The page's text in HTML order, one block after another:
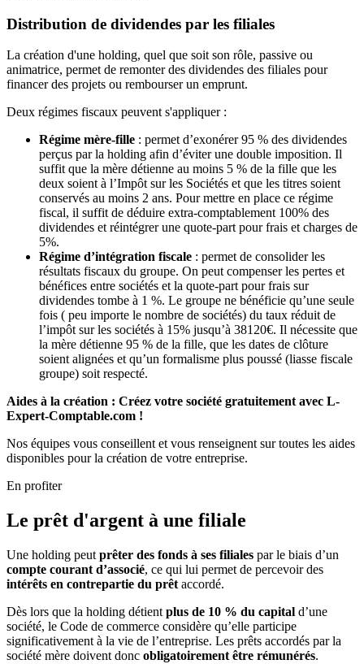
Distribution de dividendes par les filiales
La création d'une holding, quel que soit son rôle, passive ou
animatrice, permet de remonter des dividendes des filiales pour
financer des projets ou rembourser un emprunt.
Deux régimes fiscaux peuvent s'appliquer :
Régime mère-fille : permet d’exonérer 95 % des dividendes
perçus par la holding afin d’éviter une double imposition. Il
suffit que la mère détienne au moins 5 % de la fille que les
deux soient à l’Impôt sur les Sociétés et que les titres soient
conservés au moins 2 ans. Pour mettre en place ce régime
fiscal, il suffit de déduire extra-comptablement 100% des
dividendes et réintégrer une quote-part pour frais et charges de
5%.
Régime d’intégration fiscale : permet de consolider les
résultats fiscaux du groupe. On peut compenser les pertes et
bénéfices entre sociétés et la quote-part pour frais sur
dividendes tombe à 1 %. Le groupe ne bénéficie qu’une seule
fois ( peu importe le nombre de sociétés) du taux réduit de
l’impôt sur les sociétés à 15% jusqu’à 38120€. Il nécessite que
la mère détienne 95 % de la fille, que les dates de clôture
soient alignées et qu’un formalisme plus poussé (liasse fiscale
groupe) soit respecté.
Aides à la création : Créez votre société gratuitement avec L-
Expert-Comptable.com !
Nos équipes vous conseillent et vous renseignent sur toutes les aides
disponibles pour la création de votre entreprise.
En profiter
Le prêt d'argent à une filiale
Une holding peut prêter des fonds à ses filiales par le biais d’un
compte courant d’associé, ce qui lui permet de percevoir des
intérêts en contrepartie du prêt accordé.
Dès lors que la holding détient plus de 10 % du capital d’une
société, le Code de commerce considère qu’elle participe
significativement à la vie de l’entreprise. Les prêts accordés par la
société mère doivent donc obligatoirement être rémunérés.